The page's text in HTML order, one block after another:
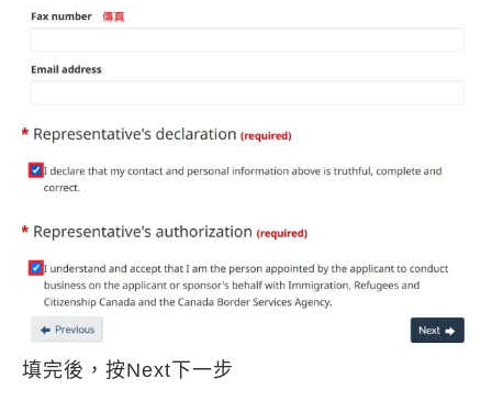
填完後，按Next下一步